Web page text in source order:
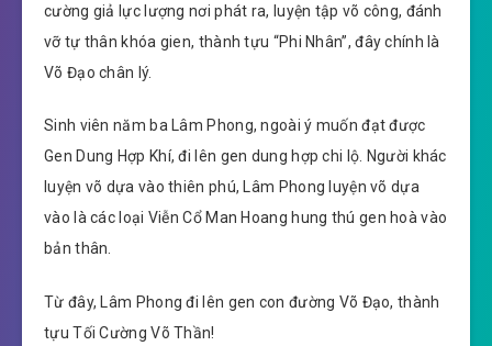
cường giả lực lượng nơi phát ra, luyện tập võ công, đánh
vỡ tự thân khóa gien, thành tựu “Phi Nhân”, đây chính là
Võ Đạo chân lý.
Sinh viên năm ba Lâm Phong, ngoài ý muốn đạt được
Gen Dung Hợp Khí, đi lên gen dung hợp chi lộ. Người khác
luyện võ dựa vào thiên phú, Lâm Phong luyện võ dựa
vào là các loại Viễn Cổ Man Hoang hung thú gen hoà vào
bản thân.
Từ đây, Lâm Phong đi lên gen con đường Võ Đạo, thành
tựu Tối Cường Võ Thần!